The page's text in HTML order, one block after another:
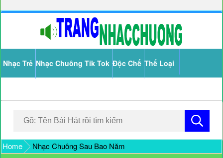
Nhạc Trẻ Nhạc Chuông Tik Tok Độc Chế Thể Loại
Home Nhạc Chuông Sau Bao Năm